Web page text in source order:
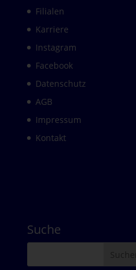
Filialen
Karriere
Instagram
Facebook
Datenschutz
AGB
Impressum
Kontakt
Suche